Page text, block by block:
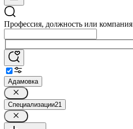
Профессия, должность или компания
Адамовка
Специализации21